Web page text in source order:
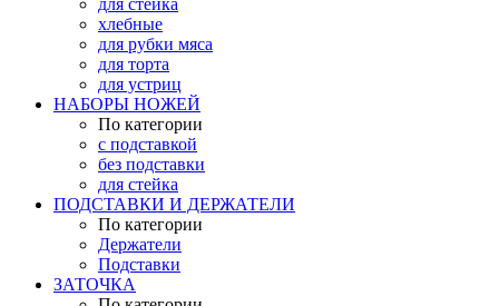
хлебные
для рубки мяса
для торта
для устриц
НАБОРЫ НОЖЕЙ
По категории
с подставкой
без подставки
для стейка
ПОДСТАВКИ И ДЕРЖАТЕЛИ
По категории
Держатели
Подставки
ЗАТОЧКА